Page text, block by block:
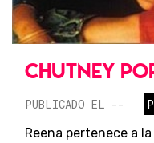
CHUTNEY
PUBLICADO EL --
Reena pertenece a